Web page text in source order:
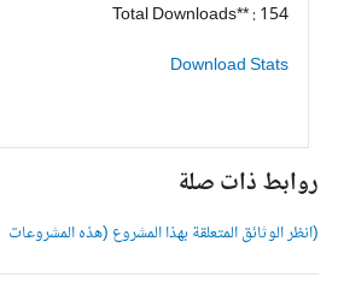
Total Downloads** : 154
Download Stats
روابط ذات صلة
(انظر الوثائق المتعلقة بهذا المشروع (هذه المشروعات